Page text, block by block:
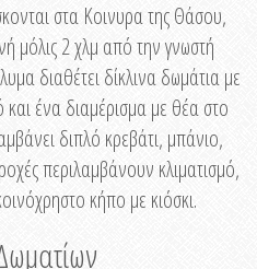
στα Κοινυρα της Θάσου,
μόλις 2 χλμ από την γνωστή
διαθέτει δίκλινα δωμάτια με
ένα διαμέρισμα με θέα στο
διπλό κρεβάτι, μπάνιο,
περιλαμβάνουν κλιματισμό,
κήπο με κιόσκι.